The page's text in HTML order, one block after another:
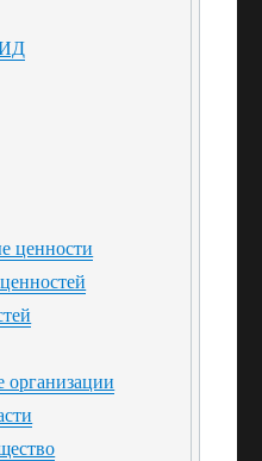
ценности